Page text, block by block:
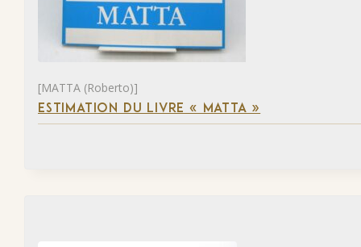
[MATTA (Roberto)]
ESTIMATION DU LIVRE « MATTA »